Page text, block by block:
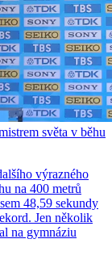
světa v běhu
výrazného
na 400 metrů
48,59 sekundy
Jen několik
na gymnáziu